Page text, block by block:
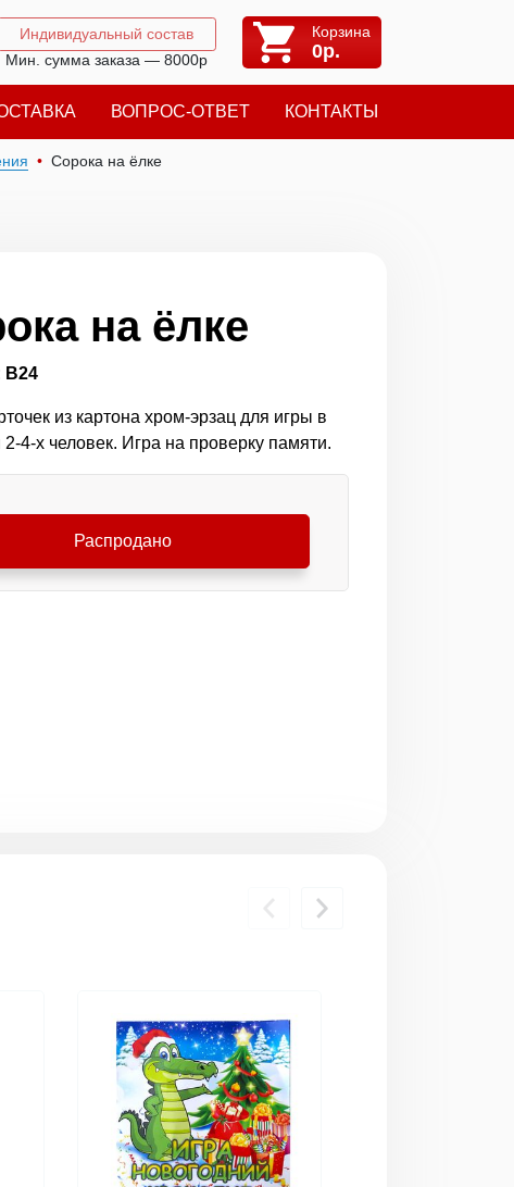
Индивидуальный состав
Мин. сумма заказа — 8000р
Корзина
0р.
ВОПРОС-ОТВЕТ КОНТАКТЫ
Сорока на ёлке
на ёлке
В24
из картона хром-эрзац для игры в
4-х человек. Игра на проверку памяти.
Распродано